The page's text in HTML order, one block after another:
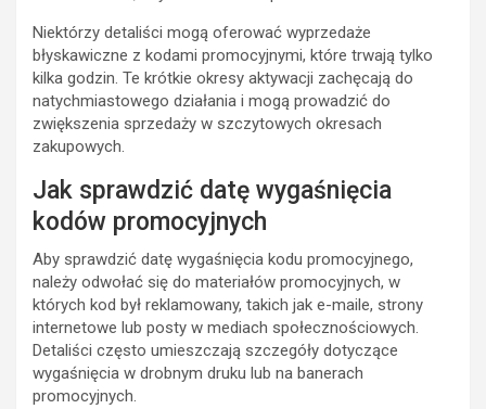
Niektórzy detaliści mogą oferować wyprzedaże
błyskawiczne z kodami promocyjnymi, które trwają tylko
kilka godzin. Te krótkie okresy aktywacji zachęcają do
natychmiastowego działania i mogą prowadzić do
zwiększenia sprzedaży w szczytowych okresach
zakupowych.
Jak sprawdzić datę wygaśnięcia
kodów promocyjnych
Aby sprawdzić datę wygaśnięcia kodu promocyjnego,
należy odwołać się do materiałów promocyjnych, w
których kod był reklamowany, takich jak e-maile, strony
internetowe lub posty w mediach społecznościowych.
Detaliści często umieszczają szczegóły dotyczące
wygaśnięcia w drobnym druku lub na banerach
promocyjnych.